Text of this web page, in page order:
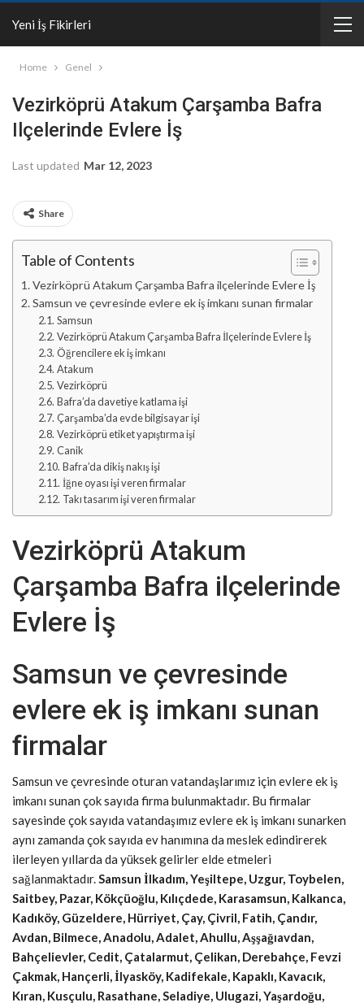
Yeni İş Fikirleri
Home Genel
Vezirköprü Atakum Çarşamba Bafra
Ilçelerinde Evlere İş
Last updated Mar 12, 2023
Share
Table of Contents
Vezirköprü Atakum Çarşamba Bafra ilçelerinde Evlere İş
Samsun ve çevresinde evlere ek iş imkanı sunan firmalar
Samsun
Vezirköprü Atakum Çarşamba Bafra İlçelerinde Evlere İş
Öğrencilere ek iş imkanı
Atakum
Vezirköprü
Bafra’da davetiye katlama işi
Çarşamba’da evde bilgisayar işi
Vezirköprü etiket yapıştırma işi
Canik
Bafra’da dikiş nakış işi
İğne oyası işi veren firmalar
Takı tasarım işi veren firmalar
Vezirköprü Atakum
Çarşamba Bafra ilçelerinde
Evlere İş
Samsun ve çevresinde
evlere ek iş imkanı sunan
firmalar
Samsun ve çevresinde oturan vatandaşlarımız için evlere ek iş
imkanı sunan çok sayıda firma bulunmaktadır. Bu firmalar
sayesinde çok sayıda vatandaşımız evlere ek iş imkanı sunarken
aynı zamanda çok sayıda ev hanımına da meslek edindirerek
ilerleyen yıllarda da yüksek gelirler elde etmeleri
sağlanmaktadır.Samsun İlkadım, Yeşiltepe, Uzgur, Toybelen,
Saitbey, Pazar, Kökçüoğlu, Kılıçdede, Karasamsun, Kalkanca,
Kadıköy, Güzeldere, Hürriyet, Çay, Çivril, Fatih, Çandır,
Avdan, Bilmece, Anadolu, Adalet, Ahullu, Aşşağıavdan,
Bahçelievler, Cedit, Çatalarmut, Çelikan, Derebahçe, Fevzi
Çakmak, Hançerli, İlyasköy, Kadifekale, Kapaklı, Kavacık,
Kıran, Kusçulu, Rasathane, Seladiye, Ulugazi, Yaşardoğu,